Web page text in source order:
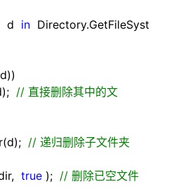
d in Directory.GetFileSyst
// 直接删除其中的文
// 递归删除子文件夹
true ); // 删除已空文件